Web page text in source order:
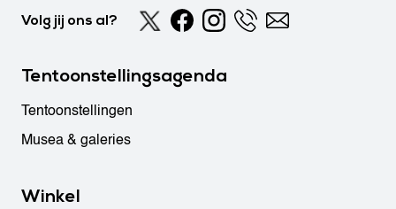
Volg jij ons al?
Tentoonstellingsagenda
Tentoonstellingen
Musea & galeries
Winkel